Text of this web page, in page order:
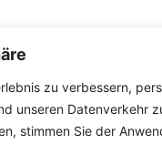
zu verbessern,
unseren Datenverkehr
stimmen Sie der